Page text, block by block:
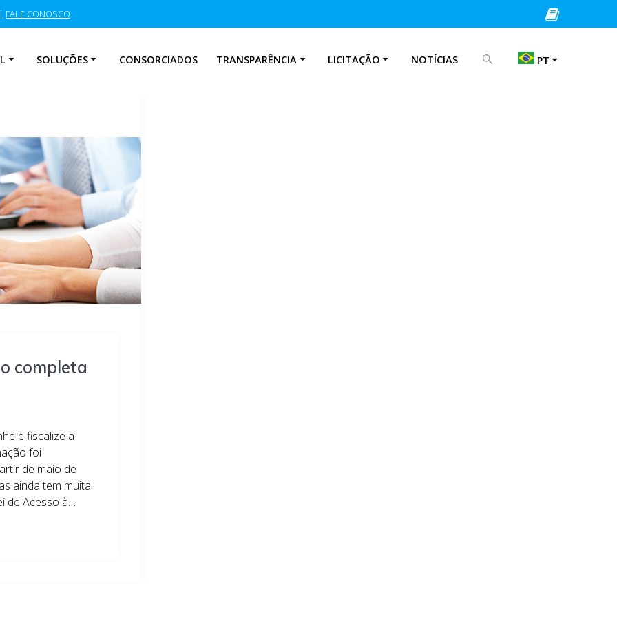
| FALE CONOSCO
SOLUÇÕES CONSORCIADOS TRANSPARÊNCIA LICITAÇÃO NOTÍCIAS PROCURAR POR:
PT
completa
e fiscalize a
foi
de maio de
ainda tem muita
de Acesso à…